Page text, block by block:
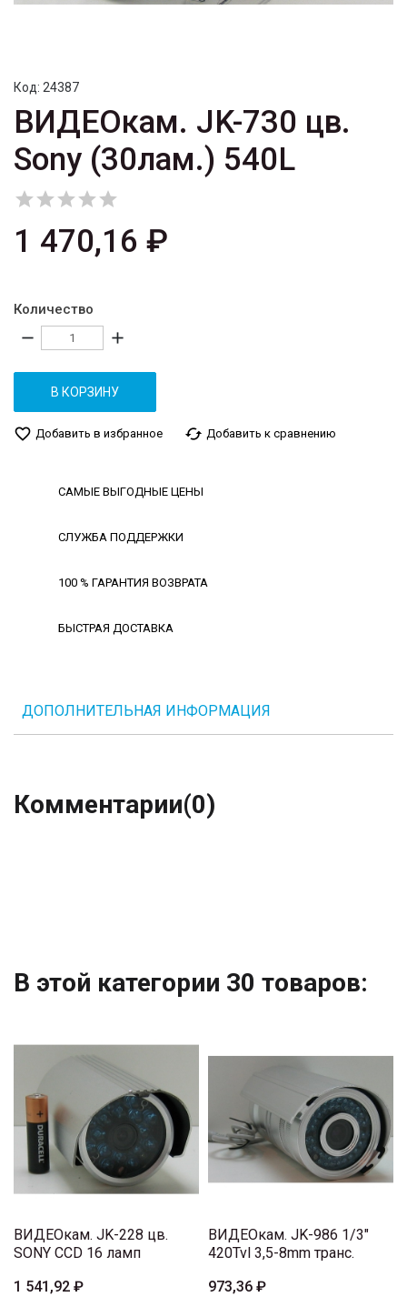
Код: 24387
ВИДЕОкам. JK-730 цв.
Sony (30лам.) 540L

1 470,16 ₽
Количество
remove add
В КОРЗИНУ
favorite_border Добавить в избранное cached Добавить к сравнению
САМЫЕ ВЫГОДНЫЕ ЦЕНЫ
СЛУЖБА ПОДДЕРЖКИ
100 % ГАРАНТИЯ ВОЗВРАТА
БЫСТРАЯ ДОСТАВКА
ДОПОЛНИТЕЛЬНАЯ ИНФОРМАЦИЯ
Комментарии(0)
В этой категории 30 товаров:
ВИДЕОкам. JK-228 цв.
SONY CCD 16 ламп
1 541,92 ₽
ВИДЕОкам. JK-986 1/3"
420Tvl 3,5-8mm транс.
973,36 ₽